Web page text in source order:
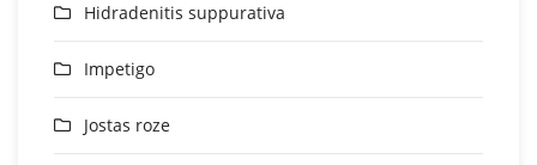
Hidradenitis suppurativa
Impetigo
Jostas roze